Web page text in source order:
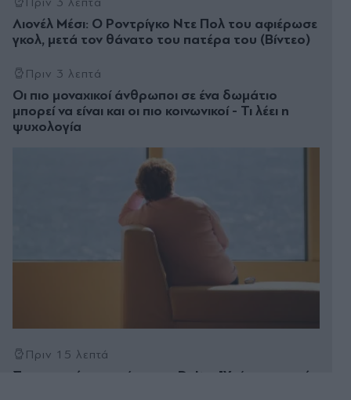
Λιονέλ Μέσι: Ο Ροντρίγκο Ντε Πολ του αφιέρωσε
γκολ, μετά τον θάνατο του πατέρα του (Βίντεο)
Πριν 3 λεπτά
Οι πιο μοναχικοί άνθρωποι σε ένα δωμάτιο
μπορεί να είναι και οι πιο κοινωνικοί - Τι λέει η
ψυχολογία
Πριν 15 λεπτά
Συναγερμός σε πτήση της Delta: "Υπάρχει καπνός